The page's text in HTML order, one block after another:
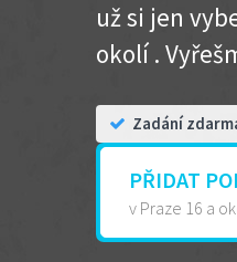
už si jen
okolí .
Zadání
PŘIDAT
v Praze 16 a